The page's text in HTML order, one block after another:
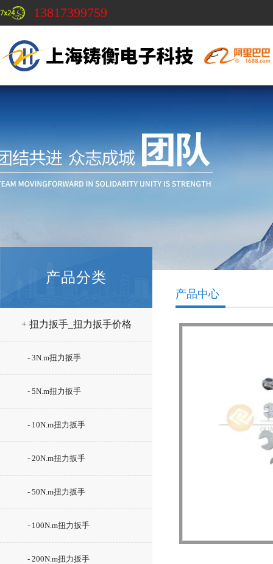
13817399759
产品分类
+ 扭力扳手_扭力扳手价格
- 3N.m扭力扳手
- 5N.m扭力扳手
- 10N.m扭力扳手
- 20N.m扭力扳手
- 50N.m扭力扳手
- 100N.m扭力扳手
- 200N.m扭力扳手
产品中心